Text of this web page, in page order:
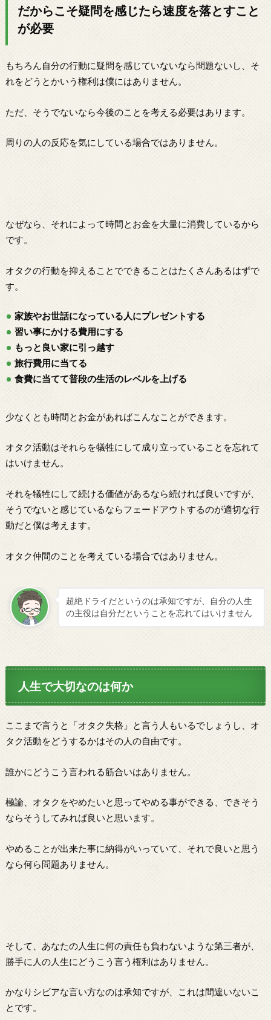
だからこそ疑問を感じたら速度を落とすこと
が必要
もちろん自分の行動に疑問を感じていないなら問題ないし、そ
れをどうとかいう権利は僕にはありません。
ただ、そうでないなら今後のことを考える必要はあります。
周りの人の反応を気にしている場合ではありません。
なぜなら、それによって時間とお金を大量に消費しているから
です。
オタクの行動を抑えることでできることはたくさんあるはずで
す。
家族やお世話になっている人にプレゼントする
習い事にかける費用にする
もっと良い家に引っ越す
旅行費用に当てる
食費に当てて普段の生活のレベルを上げる
少なくとも時間とお金があればこんなことができます。
オタク活動はそれらを犠牲にして成り立っていることを忘れて
はいけません。
それを犠牲にして続ける価値があるなら続ければ良いですが、
そうでないと感じているならフェードアウトするのが適切な行
動だと僕は考えます。
オタク仲間のことを考えている場合ではありません。
超絶ドライだというのは承知ですが、自分の人生
の主役は自分だということを忘れてはいけません
人生で大切なのは何か
ここまで言うと「オタク失格」と言う人もいるでしょうし、オ
タク活動をどうするかはその人の自由です。
誰かにどうこう言われる筋合いはありません。
極論、オタクをやめたいと思ってやめる事ができる、できそう
ならそうしてみれば良いと思います。
やめることが出来た事に納得がいっていて、それで良いと思う
なら何ら問題ありません。
そして、あなたの人生に何の責任も負わないような第三者が、
勝手に人の人生にどうこう言う権利はありません。
かなりシビアな言い方なのは承知ですが、これは間違いないこ
とです。